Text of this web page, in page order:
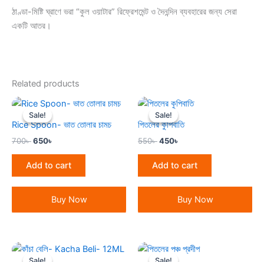
ঠাণ্ডা-মিষ্টি ঘ্রাণে ভরা “কুল ওয়াটার” রিফ্রেশমেন্ট ও দৈনন্দিন ব্যবহারের জন্য সেরা
একটি আতর।
Related products
Sale!
Sale!
Rice Spoon- ভাত তোলার চামচ
700৳
Original
price
was:
700৳ .
650৳
Current
650৳ .
Add to cart
Buy Now
Sale!
Sale!
পিতলের কুপিবাতি
550৳
Original
price
was:
550৳ .
450৳
Current
is:
450৳ .
Add to cart
Buy Now
Original
price
Current
Original
price
Current